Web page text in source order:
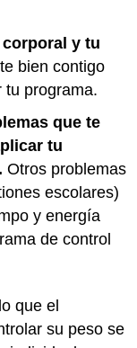
y tu
bien contigo
tu programa.
que te
tu
Otros problemas
escolares)
y energía
de control
que el
su peso se